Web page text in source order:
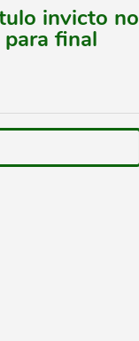
invicto no
final